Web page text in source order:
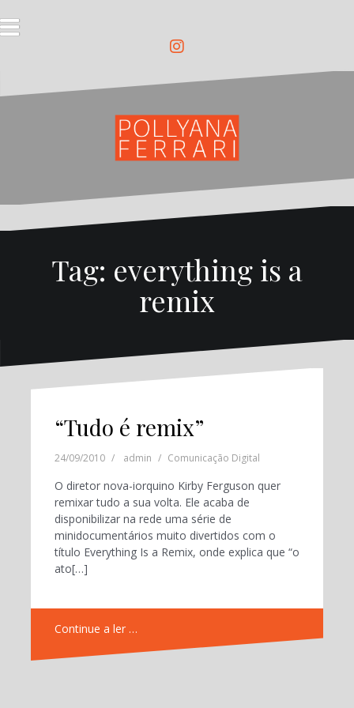
para
o
Tag: everything is a
remix
“Tudo é remix”
24/09/2010 admin Comunicação Digital
O diretor nova-iorquino Kirby Ferguson quer
remixar tudo a sua volta. Ele acaba de
disponibilizar na rede uma série de
minidocumentários muito divertidos com o
título Everything Is a Remix, onde explica que “o
ato[…]
Continue a ler …